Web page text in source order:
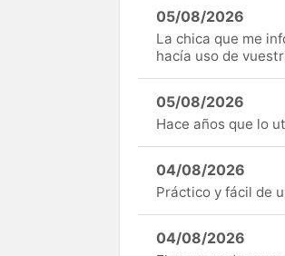
05/08/2026
La chica que me
hacía uso de
05/08/2026
Hace años que lo
04/08/2026
Práctico y fácil de
04/08/2026